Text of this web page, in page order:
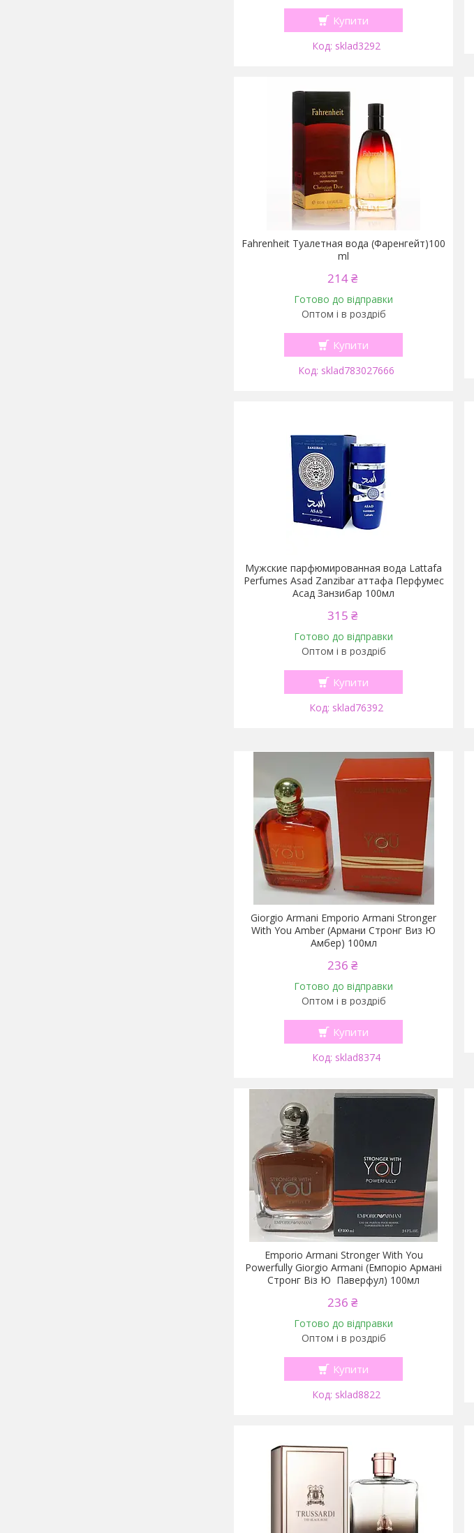
Купити
sklad3292
Fahrenheit Туалетная вода (Фаренгейт)100
ml
214 ₴
Готово до відправки
Оптом і в роздріб
Купити
sklad783027666
Мужские парфюмированная вода Lattafa
Perfumes Asad Zanzibar аттафа Перфумес
Асад Занзибар 100мл
315 ₴
Готово до відправки
Оптом і в роздріб
Купити
sklad76392
Giorgio Armani Emporio Armani Stronger
With You Amber (Армани Стронг Виз Ю
Амбер) 100мл
236 ₴
Готово до відправки
Оптом і в роздріб
Купити
sklad8374
Emporio Armani Stronger With You
Powerfully Giorgio Armani (Емпоріо Армані
Стронг Віз Ю Паверфул) 100мл
236 ₴
Готово до відправки
Оптом і в роздріб
Купити
sklad8822